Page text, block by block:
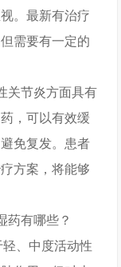
。最新有治疗
需要有一定的
关节炎方面具有
，可以有效缓
免复发。患者
方案，将能够
药有哪些？
轻、中度活动性